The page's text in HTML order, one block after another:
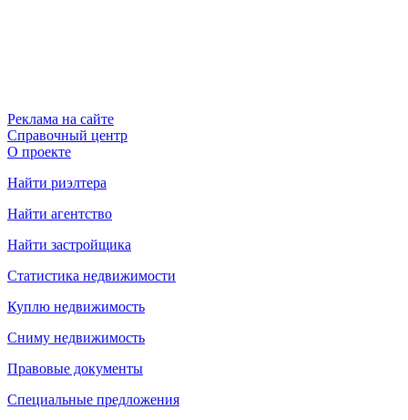
Реклама на сайте
Справочный центр
О проекте
Найти риэлтера
Найти агентство
Найти застройщика
Статистика недвижимости
Куплю недвижимость
Сниму недвижимость
Правовые документы
Специальные предложения